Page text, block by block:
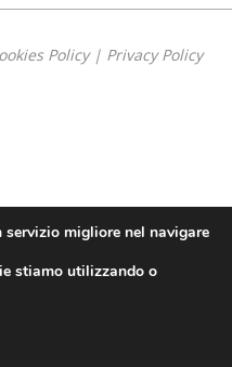
Policy| Privacy Policy
migliore nel navigare
stiamo utilizzando o